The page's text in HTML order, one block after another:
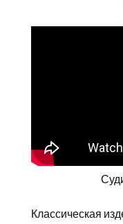
Классическая